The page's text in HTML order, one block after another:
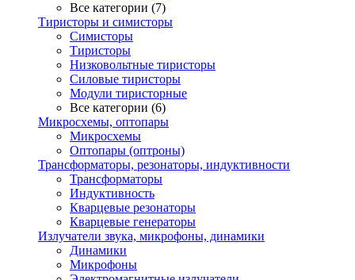
Все категории (7)
Тиристоры и симисторы
Симисторы
Тиристоры
Низковольтные тиристоры
Силовые тиристоры
Модули тиристорные
Все категории (6)
Микросхемы, оптопары
Микросхемы
Оптопары (оптроны)
Трансформаторы, резонаторы, индуктивности
Трансформаторы
Индуктивность
Кварцевые резонаторы
Кварцевые генераторы
Излучатели звука, микрофоны, динамики
Динамики
Микрофоны